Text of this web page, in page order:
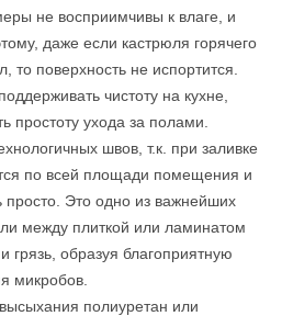
не восприимчивы к влаге, и
даже если кастрюля горячего
то поверхность не испортится.
чистоту на кухне,
простоту ухода за полами.
швов, т.к. при заливке
по всей площади помещения и
просто. Это одно из важнейших
между плиткой или ламинатом
грязь, образуя благоприятную
микробов.
полиуретан или